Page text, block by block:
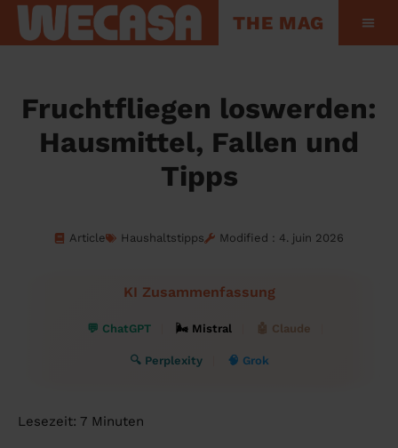
THE MAG
Fruchtfliegen loswerden:
Hausmittel, Fallen und
Tipps
Article Haushaltstipps Modified : 4. juin 2026
KI Zusammenfassung
💬 ChatGPT 🌬 Mistral 🤖 Claude
🔍 Perplexity 🧠 Grok
Lesezeit: 7 Minuten